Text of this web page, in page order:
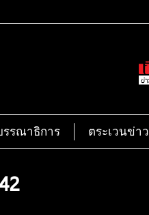
รณาธิการ ตระเวนข่าว